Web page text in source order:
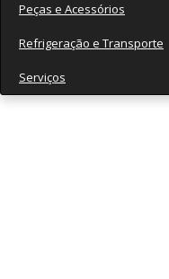
Peças e Acessórios
Refrigeração e Transporte
Serviços